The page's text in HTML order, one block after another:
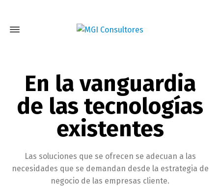
En la vanguardia
de las tecnologías
existentes
Las soluciones que se ofrecen se adecuan a las
necesidades que se demandan desde la estrategia de
negocio de las empresas cliente.